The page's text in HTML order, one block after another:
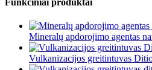
Mineralų apdorojimo agentas
Vulkanizacijos greitintuvas